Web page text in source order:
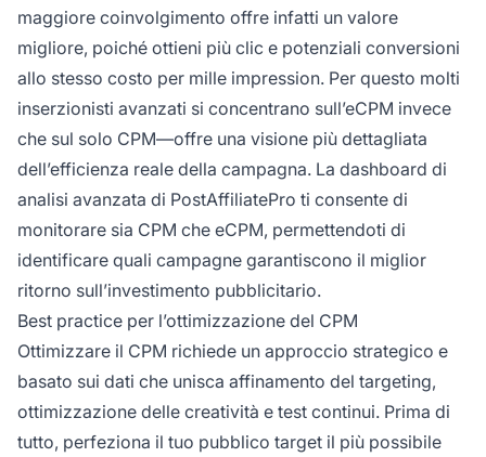
maggiore coinvolgimento offre infatti un valore
migliore, poiché ottieni più clic e potenziali conversioni
allo stesso costo per mille impression. Per questo molti
inserzionisti avanzati si concentrano sull’eCPM invece
che sul solo CPM—offre una visione più dettagliata
dell’efficienza reale della campagna. La dashboard di
analisi avanzata di PostAffiliatePro ti consente di
monitorare sia CPM che eCPM, permettendoti di
identificare quali campagne garantiscono il miglior
ritorno sull’investimento pubblicitario.
Best practice per l’ottimizzazione del CPM
Ottimizzare il CPM richiede un approccio strategico e
basato sui dati che unisca affinamento del targeting,
ottimizzazione delle creatività e test continui. Prima di
tutto, perfeziona il tuo pubblico target il più possibile